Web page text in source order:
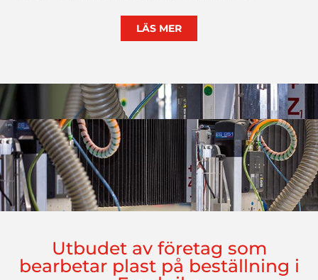
skräddarsydda
enmycket estetisk
LÄS MER
Utbudet av företag som
bearbetar plast på beställning i